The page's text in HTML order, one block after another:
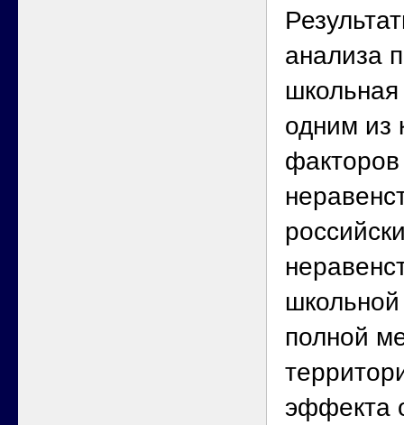
анализа
одним из
полной
эффекта